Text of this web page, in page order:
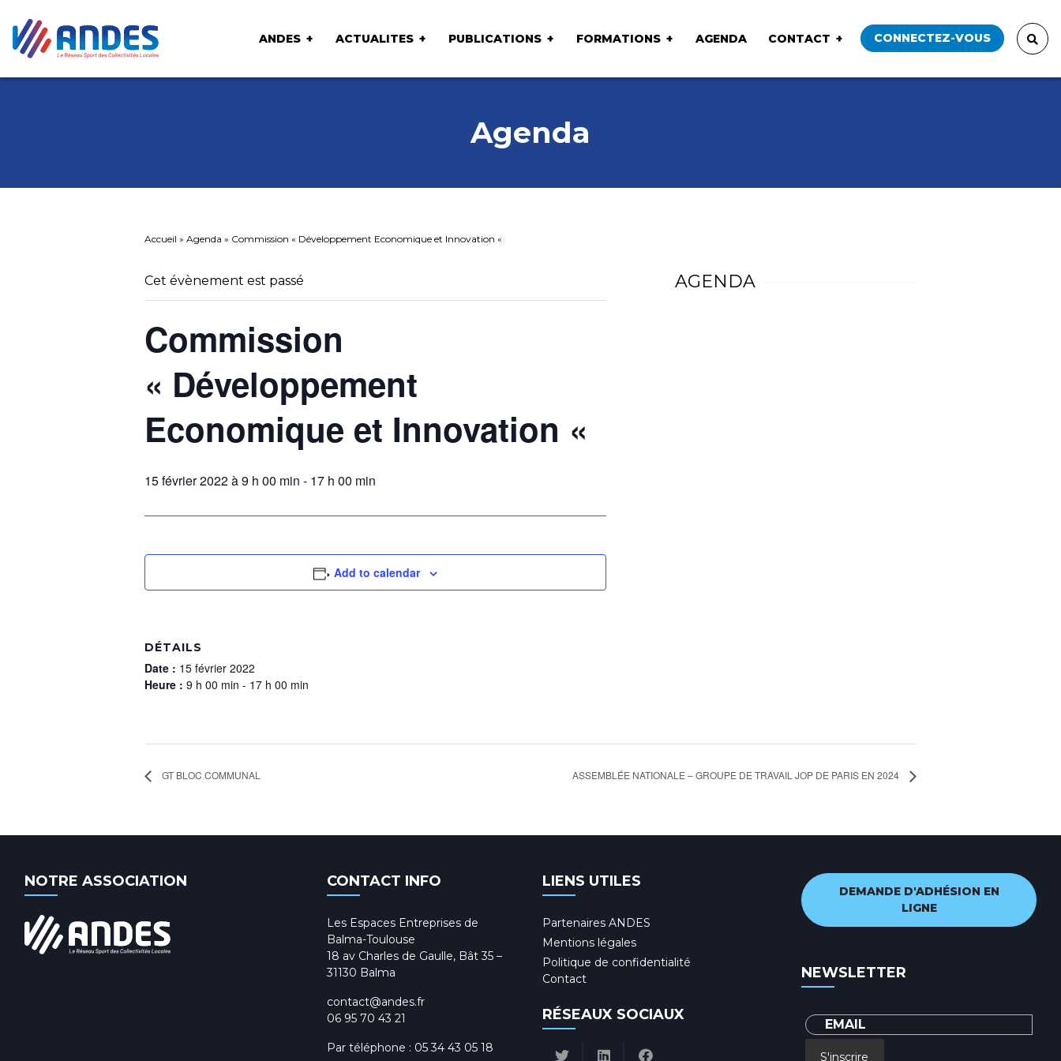
ANDES ACTUALITES PUBLICATIONS FORMATIONS AGENDA CONTACT CONNECTEZ-VOUS
Agenda
Accueil » Agenda » Commission « Développement Economique et Innovation «
Cet évènement est passé
Commission
« Développement
Economique et Innovation «
15 février 2022 à 9 h 00 min - 17 h 00 min
Add to calendar
DÉTAILS
Date : 15 février 2022
Heure : 9 h 00 min - 17 h 00 min
AGENDA
GT BLOC COMMUNAL ASSEMBLÉE NATIONALE – GROUPE DE TRAVAIL JOP DE PARIS EN 2024
NOTRE ASSOCIATION CONTACT INFO
Les Espaces Entreprises de
Balma-Toulouse
18 av Charles de Gaulle, Bât 35 –
31130 Balma
contact@andes.fr
06 95 70 43 21
Par téléphone : 05 34 43 05 18
LIENS UTILES
Partenaires ANDES
Mentions légales
Politique de confidentialité
Contact
RÉSEAUX SOCIAUX
DEMANDE D'ADHÉSION EN
LIGNE
NEWSLETTER
S'inscrire